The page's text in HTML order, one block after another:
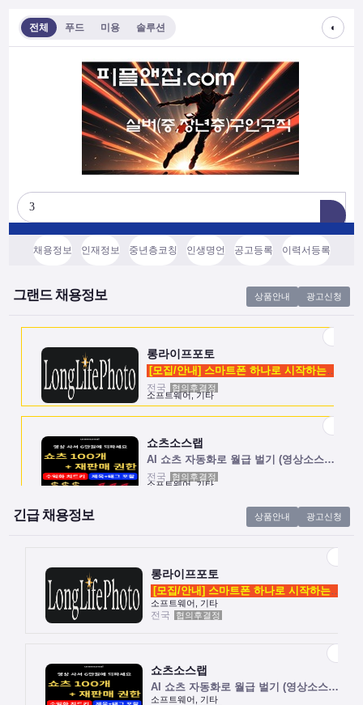
전체 푸드 미용 솔루션 ◐
채용정보 인재정보 중년층코칭 인생명언 공고등록 이력서등록
그랜드 채용정보 상품안내 광고신청
롱라이프포토
[모집/안내] 스마트폰 하나로 시작하는 …
롱라이프포토
[모집/안내] 스마트폰 하나로 시작하는 …
소프트웨어, 기타
전국 협의후결정
쇼츠소스랩
AI 쇼츠 자동화로 월급 벌기 (영상소스…
소프트웨어, 기타
전국 협의후결정
[모집/안내] 스마트폰 하나로 시작하는 …
소프트웨어, 기타
쇼츠소스랩
긴급 채용정보 상품안내 광고신청
롱라이프포토
[모집/안내] 스마트폰 하나로 시작하는 …
소프트웨어, 기타
전국
협의후결정
쇼츠소스랩
AI 쇼츠 자동화로 월급 벌기 (영상소스…
소프트웨어, 기타